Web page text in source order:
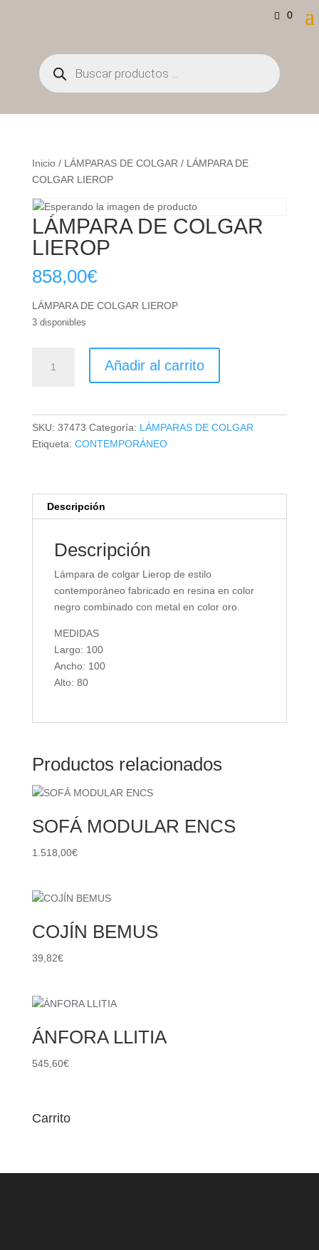
0
Búsqueda
de
productos
Inicio/ LÁMPARAS DE COLGAR / LÁMPARA DE
COLGAR LIEROP
LÁMPARA DE COLGAR
LIEROP
858,00€
LÁMPARA DE COLGAR LIEROP
3 disponibles
Añadir al carrito
SKU: 37473 Categoría: LÁMPARAS DE COLGAR
Etiqueta: CONTEMPORÁNEO
Descripción
Descripción
Lámpara de colgar Lierop de estilo
contemporáneo fabricado en resina en color
negro combinado con metal en color oro.
MEDIDAS
Largo: 100
Ancho: 100
Alto: 80
Productos relacionados
SOFÁ MODULAR ENCS
1.518,00€
COJÍN BEMUS
39,82€
ÁNFORA LLITIA
545,60€
Carrito